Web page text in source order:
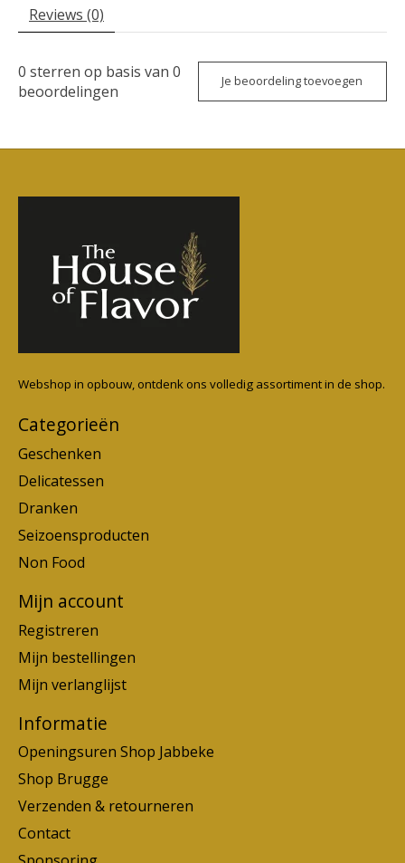
Reviews (0)
0 sterren op basis van 0
beoordelingen
Je beoordeling toevoegen
Webshop in opbouw, ontdenk ons volledig assortiment in de shop.
Categorieën
Geschenken
Delicatessen
Dranken
Seizoensproducten
Non Food
Mijn account
Registreren
Mijn bestellingen
Mijn verlanglijst
Informatie
Openingsuren Shop Jabbeke
Shop Brugge
Verzenden & retourneren
Contact